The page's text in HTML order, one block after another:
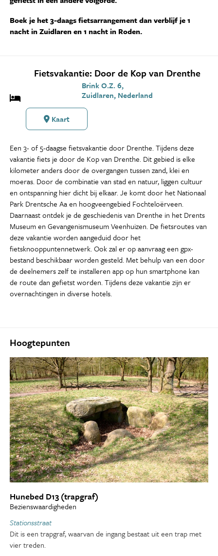
Boek je het 3-daags fietsarrangement dan verblijf je 1
nacht in Zuidlaren en 1 nacht in Roden.
Fietsvakantie: Door de Kop van Drenthe
Brink O.Z. 6,
Zuidlaren, Nederland
Kaart
Een 3- of 5-daagse fietsvakantie door Drenthe. Tijdens deze
vakantie fiets je door de Kop van Drenthe. Dit gebied is elke
kilometer anders door de overgangen tussen zand, klei en
moeras. Door de combinatie van stad en natuur, liggen cultuur
en ontspanning hier dicht bij elkaar. Je komt door het Nationaal
Park Drentsche Aa en hoogveengebied Fochteloërveen.
Daarnaast ontdek je de geschiedenis van Drenthe in het Drents
Museum en Gevangenismuseum Veenhuizen. De fietsroutes van
deze vakantie worden aangeduid door het
fietsknooppuntennetwerk. Ook zal er op aanvraag een gpx-
bestand beschikbaar worden gesteld. Met behulp van een door
de deelnemers zelf te installeren app op hun smartphone kan
de route dan gefietst worden. Tijdens deze vakantie zijn er
overnachtingen in diverse hotels.
Hoogtepunten
Hunebed D13 (trapgraf)
Bezienswaardigheden
Stationsstraat
Dit is een trapgraf, waarvan de ingang bestaat uit een trap met
vier treden.